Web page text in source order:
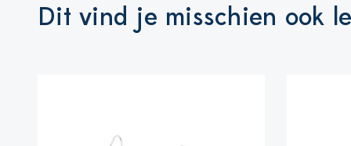
Dit vind je misschien ook